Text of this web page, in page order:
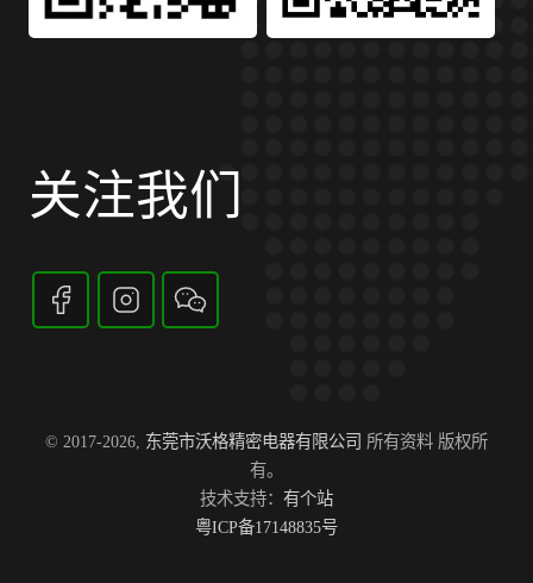
关注我们
© 2017-2026, 东莞市沃格精密电器有限公司 所有资料 版权所
有。
技术支持： 有个站
粤ICP备17148835号